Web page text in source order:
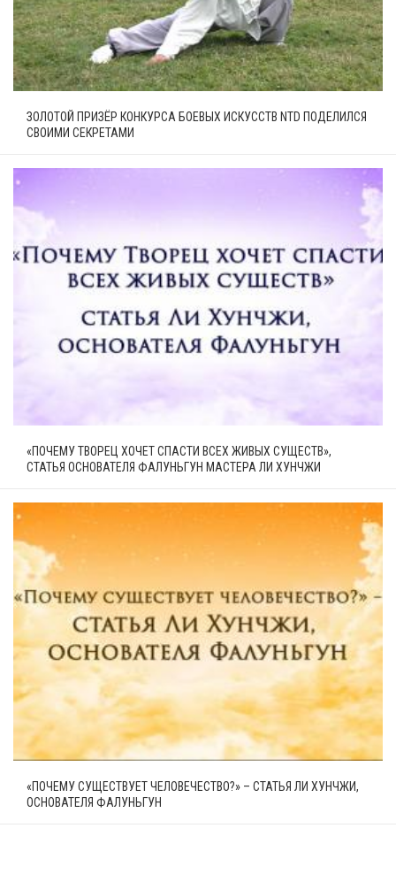
ЗОЛОТОЙ ПРИЗЁР КОНКУРСА БОЕВЫХ ИСКУССТВ NTD ПОДЕЛИЛСЯ
СВОИМИ СЕКРЕТАМИ
«ПОЧЕМУ ТВОРЕЦ ХОЧЕТ СПАСТИ ВСЕХ ЖИВЫХ СУЩЕСТВ»,
СТАТЬЯ ОСНОВАТЕЛЯ ФАЛУНЬГУН МАСТЕРА ЛИ ХУНЧЖИ
«ПОЧЕМУ СУЩЕСТВУЕТ ЧЕЛОВЕЧЕСТВО?» – СТАТЬЯ ЛИ ХУНЧЖИ,
ОСНОВАТЕЛЯ ФАЛУНЬГУН